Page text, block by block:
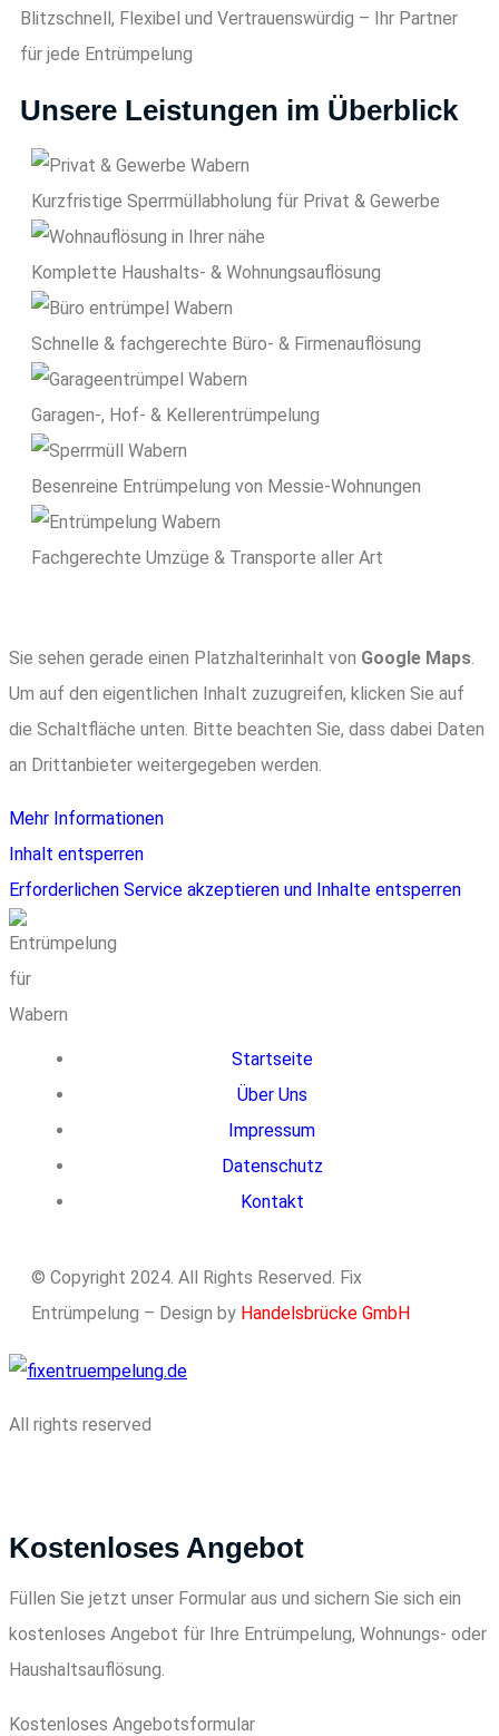
Blitzschnell, Flexibel und Vertrauenswürdig – Ihr Partner
für jede Entrümpelung
Unsere Leistungen im Überblick
Kurzfristige Sperrmüll­abholung für Privat & Gewerbe
Komplette Haushalts- & Wohnungsauflösung
Schnelle & fachgerechte Büro- & Firmenauflösung
Garagen-, Hof- & Kellerentrümpelung
Besenreine Entrümpelung von Messie-Wohnungen
Fachgerechte Umzüge & Transporte aller Art
Sie sehen gerade einen Platzhalterinhalt von Google Maps
Um auf den eigentlichen Inhalt zuzugreifen, klicken Sie auf
die Schaltfläche unten. Bitte beachten Sie, dass dabei Daten
an Drittanbieter weitergegeben werden.
Mehr Informationen
Inhalt entsperren
Erforderlichen Service akzeptieren und Inhalte entsperren
Startseite
Über Uns
Impressum
Datenschutz
Kontakt
© Copyright 2024. All Rights Reserved. Fix
Entrümpelung – Design by Handelsbrücke GmbH
All rights reserved
Kostenloses Angebot
Füllen Sie jetzt unser Formular aus und sichern Sie sich ein
kostenloses Angebot für Ihre Entrümpelung, Wohnungs- oder
Haushaltsauflösung.
Kostenloses Angebotsformular